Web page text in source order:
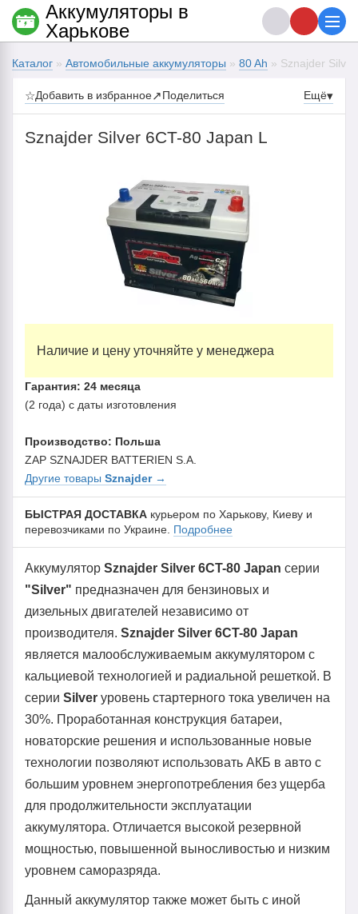
Каталог » Автомобильные аккумуляторы » 80 Ah » Sznajder
☆Добавить в избранное↗Поделиться Ещё▾
Sznajder Silver 6CT-80 Japan L
Наличие и цену уточняйте у менеджера
Гарантия: 24 месяца
(2 года) с даты изготовления
Производство: Польша
ZAP SZNAJDER BATTERIEN S.A.
Другие товары Sznajder→
БЫСТРАЯ ДОСТАВКА курьером по Харькову, Киеву и
перевозчиками по Украине. Подробнее
Аккумулятор Sznajder Silver 6CT-80 Japan серии
"Silver" предназначен для бензиновых и
дизельных двигателей независимо от
производителя. Sznajder Silver 6CT-80 Japan
является малообслуживаемым аккумулятором с
кальциевой технологией и радиальной решеткой. В
серии Silver уровень стартерного тока увеличен на
30%. Проработанная конструкция батареи,
новаторские решения и использованные новые
технологии позволяют использовать АКБ в авто с
большим уровнем энергопотребления без ущерба
для продолжительности эксплуатации
аккумулятора. Отличается высокой резервной
мощностью, повышенной выносливостью и низким
уровнем саморазряда.
Данный аккумулятор также может быть с иной
Аккумуляторы в
Харькове